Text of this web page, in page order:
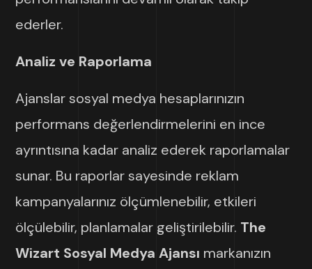
ederler.
Analiz ve Raporlama
Ajanslar sosyal medya hesaplarınızın
performans değerlendirmelerini en ince
ayrıntısına kadar analiz ederek raporlamalar
sunar. Bu raporlar sayesinde reklam
kampanyalarınız ölçümlenebilir, etkileri
ölçülebilir, planlamalar geliştirilebilir. The
Wizart Sosyal Medya Ajansı markanızın